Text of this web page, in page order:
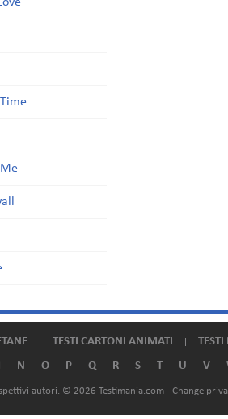
TESTI CARTONI ANIMATI TESTI
N O P Q R S T U V
autori. © 2026 Testimania.com - Change